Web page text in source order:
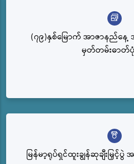
(၇၉)နှစ်မြောက် အာဇာနည်နေ့
မှတ်တမ်းဓာတ်ပုံ
မြန်မာ့ရုပ်ရှင်ထူးချွန်ဆုချီးမြှင့်ပွဲ